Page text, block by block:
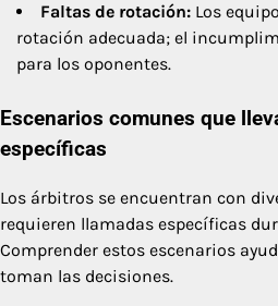
Faltas de rotación: Los
rotación adecuada; el
para los oponentes.
Escenarios comunes que
específicas
Los árbitros se encuentran con
requieren llamadas específicas
Comprender estos escenarios
toman las decisiones.